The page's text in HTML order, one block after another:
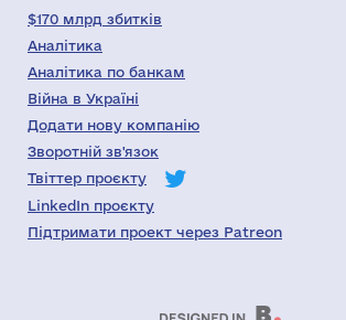
$170 млрд збитків
Аналітика
Аналітика по банкам
Війна в Україні
Додати нову компанію
Зворотній зв'язок
Твіттер проєкту
LinkedIn проєкту
Підтримати проект через Patreon